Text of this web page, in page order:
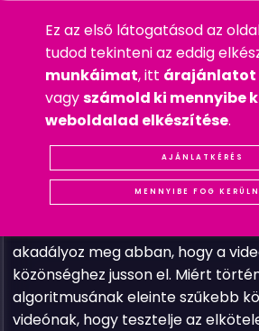
OG YAN SZABAD
egy videót, és azt várod, hogy
nézettsége… de a TikTok 200
úgynevezett„200 nézetes
akadályoz meg abban, hogy a
közönséghez jusson el. Miért
algoritmusának eleinte szűkebb
videónak, hogy tesztelje az
Ez az első látogatásod az
tudod tekinteni az eddig
munkáimat, itt árajánlatot
vagyszámold ki mennyibe
weboldalad elkészítése.
AJÁNLATKÉRÉS
MENNYIBE FOG